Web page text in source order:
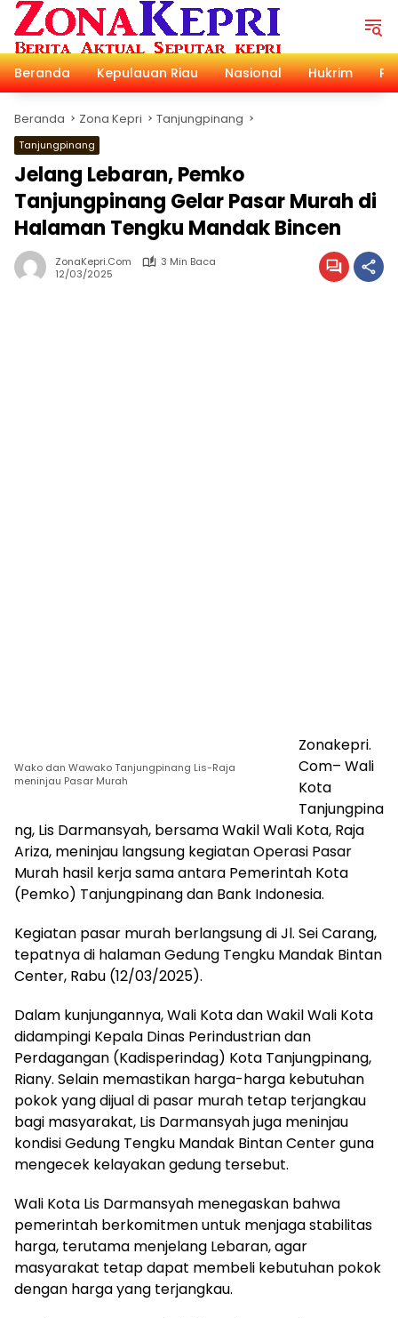
Langsung
konten
Beranda
Kepulauan Riau Nasional Hukrim
Beranda Zona Kepri Tanjungpinang
Tanjungpinang
Jelang Lebaran, Pemko
Tanjungpinang Gelar Pasar Murah di
Halaman Tengku Mandak Bincen
ZonaKepri.com
3 Min Baca
12/03/2025
Wako dan Wawako Tanjungpinang Lis-Raja
meninjau Pasar Murah
Zonakepri.
Com– Wali
Kota
Tanjungpina
ng, Lis Darmansyah, bersama Wakil Wali Kota, Raja
Ariza, meninjau langsung kegiatan Operasi Pasar
Murah hasil kerja sama antara Pemerintah Kota
(Pemko) Tanjungpinang dan Bank Indonesia.
Kegiatan pasar murah berlangsung di Jl. Sei Carang,
tepatnya di halaman Gedung Tengku Mandak Bintan
Center, Rabu (12/03/2025).
Dalam kunjungannya, Wali Kota dan Wakil Wali Kota
didampingi Kepala Dinas Perindustrian dan
Perdagangan (Kadisperindag) Kota Tanjungpinang,
Riany. Selain memastikan harga-harga kebutuhan
pokok yang dijual di pasar murah tetap terjangkau
bagi masyarakat, Lis Darmansyah juga meninjau
kondisi Gedung Tengku Mandak Bintan Center guna
mengecek kelayakan gedung tersebut.
Wali Kota Lis Darmansyah menegaskan bahwa
pemerintah berkomitmen untuk menjaga stabilitas
harga, terutama menjelang Lebaran, agar
masyarakat tetap dapat membeli kebutuhan pokok
dengan harga yang terjangkau.